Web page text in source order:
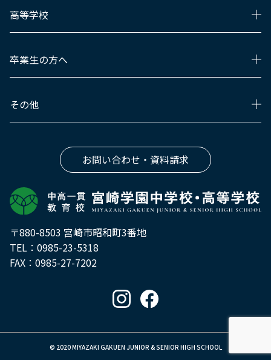
高等学校
卒業生の方へ
その他
お問い合わせ・資料請求
〒880-8503 宮崎市昭和町3番地
TEL： 0985-23-5318
FAX：0985-27-7202
© 2020 MIYAZAKI GAKUEN JUNIOR & SENIOR HIGH SCHOOL